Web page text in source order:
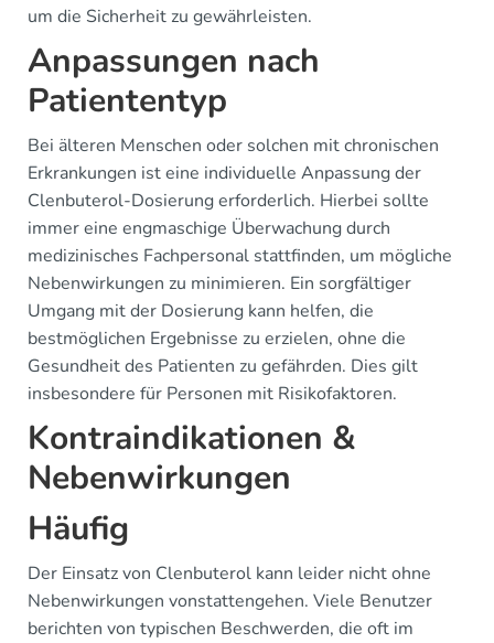
um die Sicherheit zu gewährleisten.
Anpassungen nach
Patiententyp
Bei älteren Menschen oder solchen mit chronischen
Erkrankungen ist eine individuelle Anpassung der
Clenbuterol-Dosierung erforderlich. Hierbei sollte
immer eine engmaschige Überwachung durch
medizinisches Fachpersonal stattfinden, um mögliche
Nebenwirkungen zu minimieren. Ein sorgfältiger
Umgang mit der Dosierung kann helfen, die
bestmöglichen Ergebnisse zu erzielen, ohne die
Gesundheit des Patienten zu gefährden. Dies gilt
insbesondere für Personen mit Risikofaktoren.
Kontraindikationen &
Nebenwirkungen
Häufig
Der Einsatz von Clenbuterol kann leider nicht ohne
Nebenwirkungen vonstattengehen. Viele Benutzer
berichten von typischen Beschwerden, die oft im